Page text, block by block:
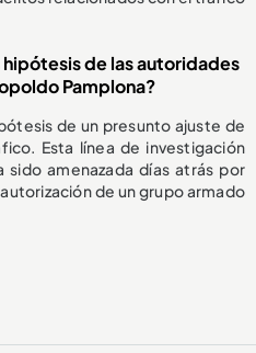
de las autoridades
Pamplona?
de un presunto ajuste de
Esta línea de investigación
amenazada días atrás por
de un grupo armado